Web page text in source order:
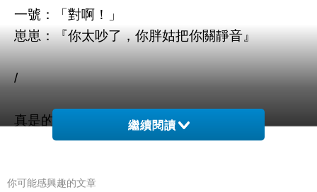
一號：「對啊！」
崽崽：『你太吵了，你胖姑把你關靜音』
/
真是的
都不知道你到底是去學校上課的
或是吵姑姑們
繼續閱讀
你可能感興趣的文章